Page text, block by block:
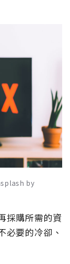
by
採購所需的資
必要的冷卻、